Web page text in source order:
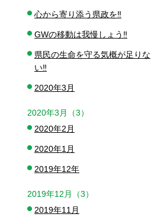
心から寄り添う県政を‼️
GWの移動は我慢しょう‼️
県民の生命を守る気概が足りな
い‼️
2020年3月
2020年3月（3）
2020年2月
2020年1月
2019年12年
2019年12月（3）
2019年11月